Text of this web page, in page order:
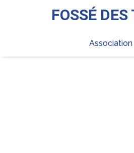
FOSSÉ DES
Association